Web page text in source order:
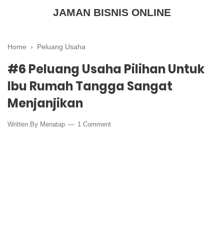
JAMAN BISNIS ONLINE
Home › Peluang Usaha
#6 Peluang Usaha Pilihan Untuk
Ibu Rumah Tangga Sangat
Menjanjikan
Written By Menatap 1 Comment